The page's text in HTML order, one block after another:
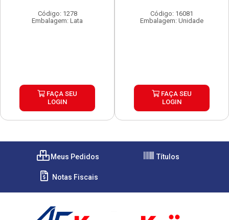
Código: 1278
Embalagem: Lata
FAÇA SEU
LOGIN
Código: 16081
Embalagem: Unidade
FAÇA SEU
LOGIN
Meus Pedidos Títulos
Notas Fiscais